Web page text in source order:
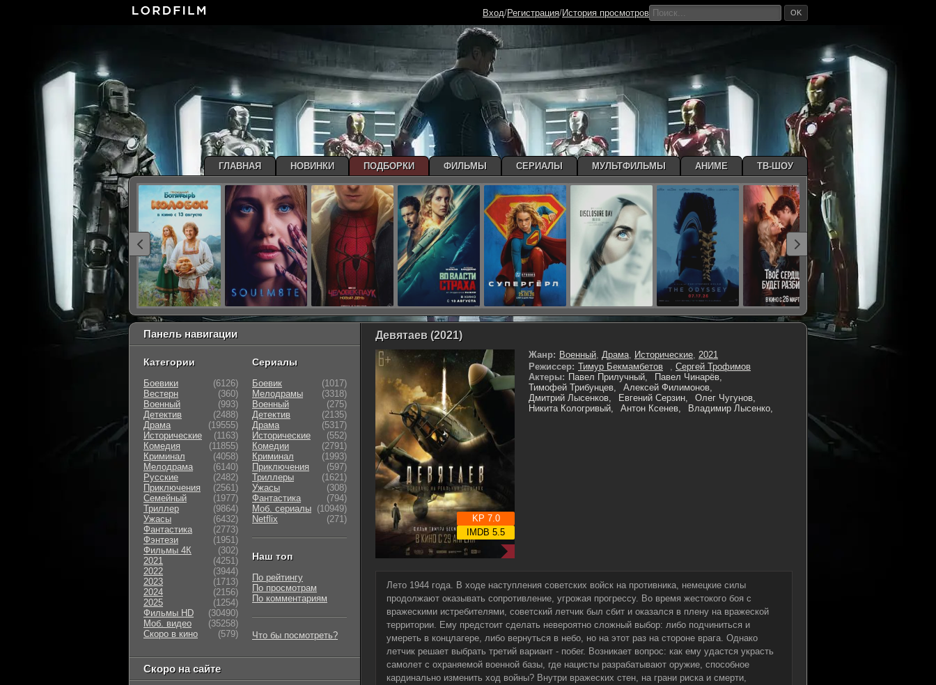
Девятаев (2021)
KP 7.0
IMDB 5.5
Жанр: Военный, Драма, Исторические, 2021
Режиссер: Тимур Бекмамбетов , Сергей Трофимов
Актеры: Павел Прилучный,
Павел Чинарёв,
Тимофей Трибунцев,
Алексей Филимонов,
Дмитрий Лысенков,
Евгений Серзин,
Олег Чугунов,
Никита Кологривый,
Антон Ксенев, Владимир Лысенко,
Лето 1944 года. В ходе наступления советских войск на противника, немецкие силы
продолжают оказывать сопротивление, угрожая прогрессу. Во время жестокого боя с
вражескими истребителями, советский летчик был сбит и оказался в плену на вражеской
территории. Ему предстоит сделать невероятно сложный выбор: либо подчиниться и
умереть в концлагере, либо вернуться в небо, но на этот раз на стороне врага. Однако
летчик решает выбрать третий вариант - побег. Возникает вопрос: как ему удастся украсть
самолет с охраняемой военной базы, где нацисты разрабатывают оружие, способное
кардинально изменить ход войны? Внутри вражеских стен, на грани риска и смерти,
Панель навигации
Категории
Боевики
(6126)
Вестерн
(360)
Военный
(993)
Детектив
(2488)
Драма
(19555)
Исторические
(1163)
Комедия
(11855)
Криминал
(4058)
Мелодрама
(6140)
Русские
(2482)
Приключения
(2561)
Семейный
(1977)
Триллер
(9864)
Ужасы
(6432)
Фантастика
(2773)
Фэнтези
(1951)
Фильмы 4К
(302)
2021
(4251)
2022
(3944)
2023
(1713)
2024
(2156)
2025
(1254)
Фильмы HD
(30490)
Моб. видео
(35258)
Скоро в кино
(579)
Сериалы
Боевик
(1017)
Мелодрамы
(3318)
Военный
(275)
Детектив
(2135)
Драма
(5317)
Исторические
(552)
Комедии
(2791)
Криминал
(1993)
Приключения
(597)
Триллеры
(1621)
Ужасы
(308)
Фантастика
(794)
Моб. сериалы (10949)
Netflix
(271)
Наш топ
По рейтингу
По просмотрам
По комментариям
Что бы посмотреть?
Скоро на сайте
ГЛАВНАЯ НОВИНКИ ПОДБОРКИ ФИЛЬМЫ СЕРИАЛЫ МУЛЬТФИЛЬМЫ АНИМЕ ТВ-ШОУ
Вход/Регистрация/История просмотров OK